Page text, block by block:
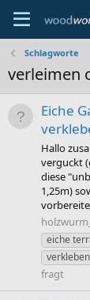
Schlagworte
verleimen
Eiche
Hallo
verguckt
diese
1,25m)
eiche
verkleben
fragt